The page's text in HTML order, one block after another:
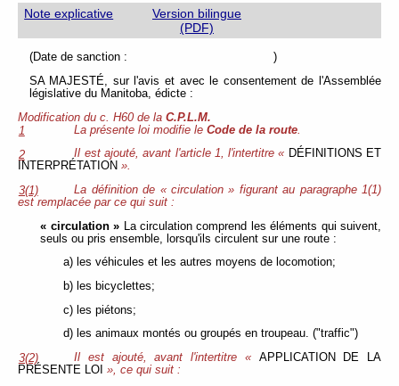
Note explicative
Version bilingue
(PDF)
(Date de sanction : )
SA MAJESTÉ, sur l'avis et avec le consentement de l'Assemblée
législative du Manitoba, édicte :
Modification du c. H60 de la C.P.L.M.
1
La présente loi modifie leCode de la route
2
Il est ajouté, avant l'article 1, l'intertitre « DÉFINITIONS ET
INTERPRÉTATION ».
3(1)
La définition de « circulation » figurant au paragraphe 1(1)
est remplacée par ce qui suit :
« circulation » La circulation comprend les éléments qui suivent,
seuls ou pris ensemble, lorsqu'ils circulent sur une route :
a) les véhicules et les autres moyens de locomotion;
b) les bicyclettes;
c) les piétons;
d) les animaux montés ou groupés en troupeau. ("traffic")
3(2)
Il est ajouté, avant l'intertitre « APPLICATION DE LA
PRÉSENTE LOI », ce qui suit :